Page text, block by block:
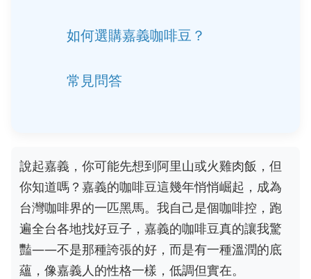
如何選購嘉義咖啡豆？
常見問答
說起嘉義，你可能先想到阿里山或火雞肉飯，但
你知道嗎？嘉義的咖啡豆這幾年悄悄崛起，成為
台灣咖啡界的一匹黑馬。我自己是個咖啡控，跑
遍全台各地找好豆子，嘉義的咖啡豆真的讓我驚
豔——不是那種誇張的好，而是有一種溫潤的底
蘊，像嘉義人的性格一樣，低調但實在。